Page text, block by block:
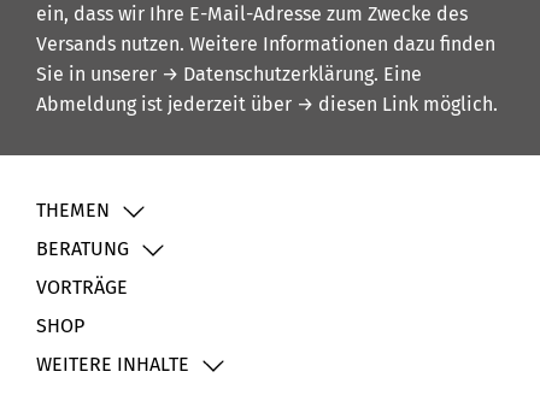
ein, dass wir Ihre E-Mail-Adresse zum Zwecke des
Versands nutzen. Weitere Informationen dazu finden
Sie in unserer → Datenschutzerklärung. Eine
Abmeldung ist jederzeit über → diesen Link möglich.
THEMEN
BERATUNG
VORTRÄGE
SHOP
WEITERE INHALTE